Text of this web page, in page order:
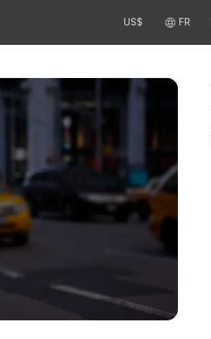
US$ FR